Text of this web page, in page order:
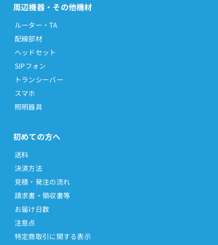
周辺機器・その他機材
ルーター・TA
配線部材
ヘッドセット
SIPフォン
トランシーバー
スマホ
照明器具
初めての方へ
送料
決済方法
見積・発注の流れ
請求書・領収書等
お届け日数
注意点
特定商取引に関する表示